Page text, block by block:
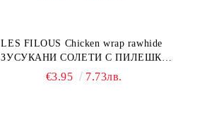
LES FILOUS Chicken wrap rawhide
ЗУСУКАНИ СОЛЕТИ С ПИЛЕШКО,
лакомство за куче, 100 г
€3.95 7.73лв.